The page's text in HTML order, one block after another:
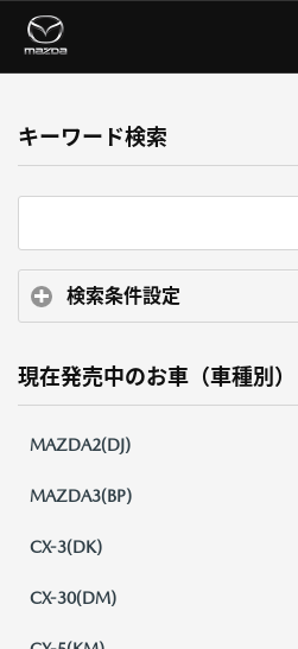
キーワード検索
検索条件設定
現在発売中のお車（車種別）
MAZDA2(DJ)
MAZDA3(BP)
CX-3(DK)
CX-30(DM)